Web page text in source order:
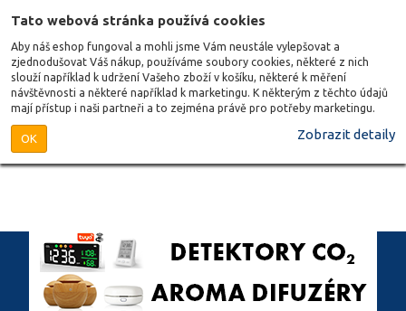
Tato webová stránka používá cookies
Aby náš eshop fungoval a mohli jsme Vám neustále vylepšovat a
zjednodušovat Váš nákup, používáme soubory cookies, některé z nich
slouží například k udržení Vašeho zboží v košíku, některé k měření
návštěvnosti a některé například k marketingu. K některým z těchto údajů
mají přístup i naši partneři a to zejména právě pro potřeby marketingu.
OK Zobrazit detaily